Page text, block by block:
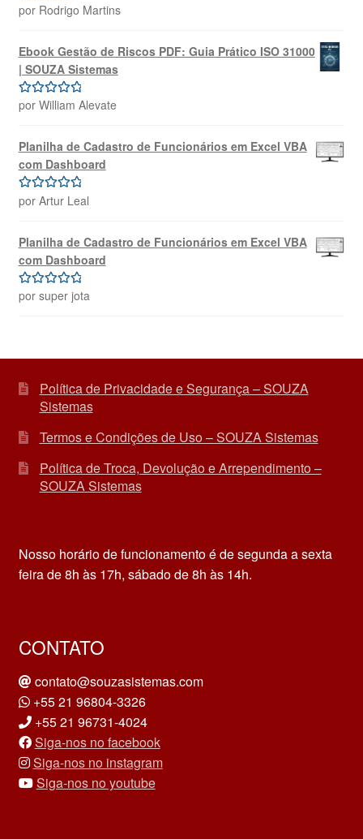
Avaliação
por Rodrigo Martins
Ebook Gestão de Riscos PDF: Guia Prático ISO 31000
| SOUZA Sistemas
Avaliação5
por William Alevate
Planilha de Cadastro de Funcionários em Excel VBA
com Dashboard
Avaliação 5
por Artur Leal
Planilha de Cadastro de Funcionários em Excel VBA
com Dashboard
Avaliação5
por super jota
Política de Privacidade e Segurança – SOUZA
Sistemas
Termos e Condições de Uso – SOUZA Sistemas
Política de Troca, Devolução e Arrependimento –
SOUZA Sistemas
Nosso horário de funcionamento é de segunda a sexta
feira de 8h às 17h, sábado de 8h às 14h.
CONTATO
contato@souzasistemas.com
+55 21 96804-3326
+55 21 96731-4024
Siga-nos no facebook
Siga-nos no instagram
Siga-nos no youtube